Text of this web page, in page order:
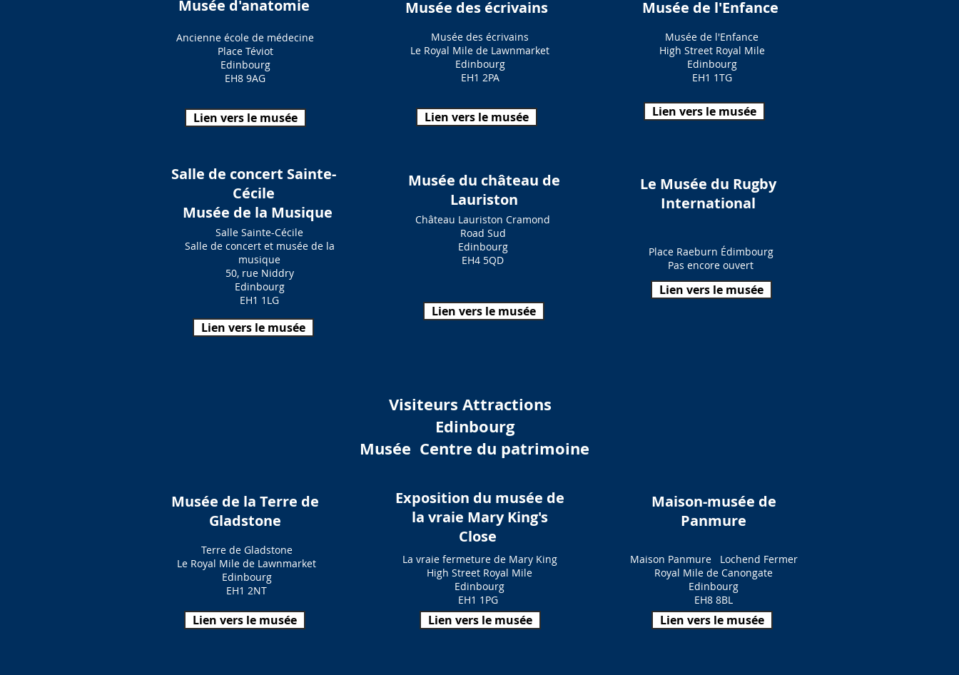
Musée d'anatomie
Ancienne école de médecine
Place Téviot
Edinbourg
EH8 9AG
Lien vers le musée
Salle de concert Sainte-
Cécile
Musée de la Musique
Salle Sainte-Cécile
Salle de concert et musée de la
musique
50, rue Niddry
Edinbourg
EH1 1LG
Lien vers le musée
Musée des écrivains
Musée des écrivains
Le Royal Mile de Lawnmarket
Edinbourg
EH1 2PA
Lien vers le musée
Musée de l'Enfance
Musée de l'Enfance
High Street Royal Mile
Edinbourg
EH1 1TG
Lien vers le musée
Musée du château de
Lauriston
Château Lauriston Cramond
Road Sud
Edinbourg
EH4 5QD
Lien vers le musée
Le Musée du Rugby
International
Place Raeburn Édimbourg
Pas encore ouvert
Lien vers le musée
Visiteurs Attractions
Edinbourg
Musée Centre du patrimoine
Musée de la Terre de
Gladstone
Terre de Gladstone
Le Royal Mile de Lawnmarket
Edinbourg
EH1 2NT
Lien vers le musée
Exposition du musée de
la vraie Mary King's
Close
La vraie fermeture de Mary King
High Street Royal Mile
Edinbourg
EH1 1PG
Lien vers le musée
Maison-musée de
Panmure
Maison Panmure
Lochend Fermer
Royal Mile de Canongate
Edinbourg
EH8 8BL
Lien vers le musée